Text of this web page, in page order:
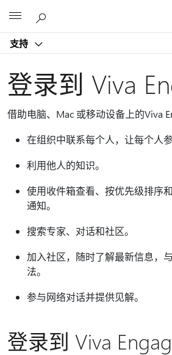
支持
登录到 Viva
借助电脑、Mac 或移动设备上的Viva
在组织中联系每个人，让每个人参
利用他人的知识。
使用收件箱查看、按优先级排序
通知。
搜索专家、对话和社区。
加入社区，随时了解最新信息，
法。
参与网络对话并提供见解。
登录到 Viva